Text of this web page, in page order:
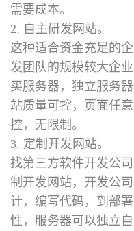
需要成本。
2. 自主研发网站。
这种适合资金充足的
发团队的规模较大企
买服务器，独立服务
站质量可控，页面任
控，无限制。
3. 定制开发网站。
找第三方软件开发公
制开发网站，开发公
计，编写代码，到部
性，服务器可以独立